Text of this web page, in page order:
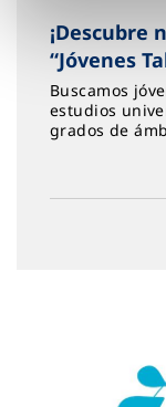
¡Descubre
“Jóvenes
Buscamos
estudios
grados de